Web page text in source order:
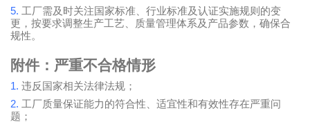
5. 工厂需及时关注国家标准、行业标准及认证实施规则的变
更，按要求调整生产工艺、质量管理体系及产品参数，确保合
规性。
附件：严重不合格情形
1. 违反国家相关法律法规；
2. 工厂质量保证能力的符合性、适宜性和有效性存在严重问
题；